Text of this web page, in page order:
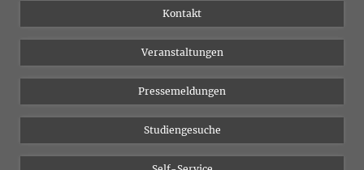
Bluesky
YouTube
Kontakt
Veranstaltungen
Pressemeldungen
Studiengesuche